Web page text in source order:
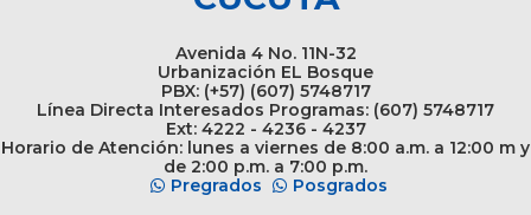
Avenida 4 No. 11N-32
Urbanización EL Bosque
PBX: (+57) (607) 5748717
Línea Directa Interesados Programas: (607) 5748717
Ext: 4222 - 4236 - 4237
Horario de Atención: lunes a viernes de 8:00 a.m. a 12:00 m y
de 2:00 p.m. a 7:00 p.m.
Pregrados
Posgrados